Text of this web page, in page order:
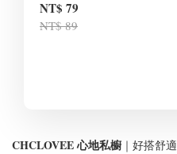
NT$ 79
NT$ 89
CHCLOVEE 心地私櫥 ｜好搭舒適